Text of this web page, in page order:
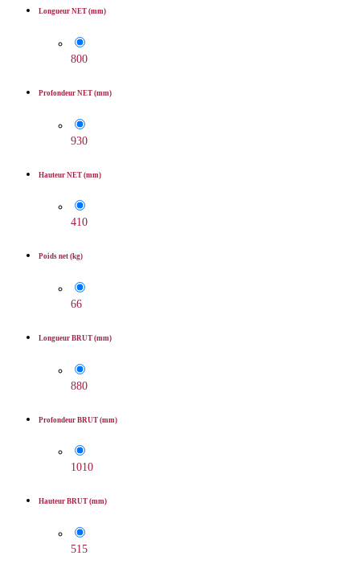
Longueur NET (mm)
800
Profondeur NET (mm)
930
Hauteur NET (mm)
410
Poids net (kg)
66
Longueur BRUT (mm)
880
Profondeur BRUT (mm)
1010
Hauteur BRUT (mm)
515